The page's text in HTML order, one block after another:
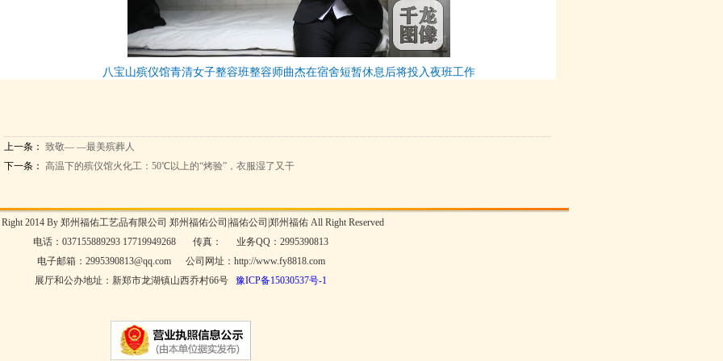
八宝山殡仪馆青清女子整容班整容师曲杰在宿舍短暂休息后将投入夜班工作
上一条：致敬— —最美殡葬人
下一条：高温下的殡仪馆火化工：50℃以上的“烤验”，衣服湿了又干
Right 2014 By 郑州福佑工艺品有限公司 郑州福佑公司|福佑公司|郑州福佑 All Right Reserved
电话：037155889293 17719949268 传真： 业务QQ：2995390813
电子邮箱：2995390813@qq.com 公司网址：http://www.fy8818.com
展厅和公办地址：新郑市龙湖镇山西乔村66号 豫ICP备15030537号-1